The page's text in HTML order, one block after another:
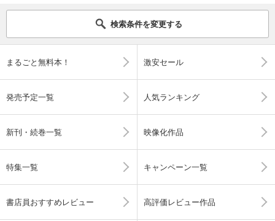
検索条件を変更する
まるごと無料本！ 激安セール
発売予定一覧 人気ランキング
新刊・続巻一覧 映像化作品
特集一覧 キャンペーン一覧
書店員おすすめレビュー 高評価レビュー作品